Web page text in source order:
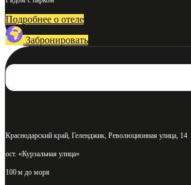
Подробнее о отеле
Забронировать
Краснодарский край, Геленджик, Революционная улица, 14
ост. «Курзальная улица»
100 м до моря